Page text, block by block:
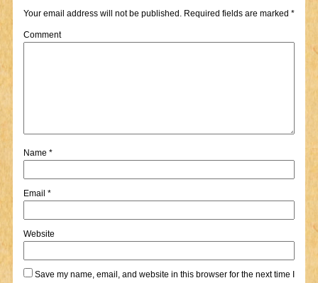
Your email address will not be published.Required fields are marked *
Comment
Name *
Email *
Website
Save my name, email, and website in this browser for the next time I